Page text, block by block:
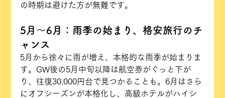
の時期は避けた方が無難です。
5月〜6月：雨季の始まり、格安旅行のチ
ャンス
5月から徐々に雨が増え、本格的な雨季が始まりま
す。GW後の5月中旬以降は航空券がぐっと下が
り、往復30,000円台で見つかることも。6月はさら
にオフシーズンが本格化し、高級ホテルがハイシ